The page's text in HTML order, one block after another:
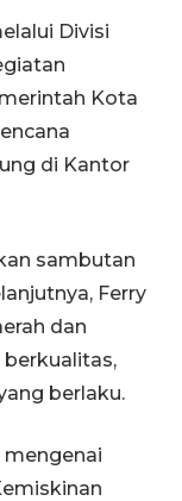
Divisi
Kota
di Kantor
sambutan
Ferry
dan
berlaku.
mengenai